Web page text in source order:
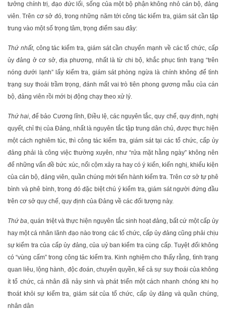
tưởng chính trị, đạo đức lối, sống của một bộ phận không nhỏ cán bộ, đảng
viên. Trên cơ sở đó, trong những năm tới công tác kiểm tra, giám sát cần tập
trung vào một số trọng tâm, trọng điểm sau đây:
Thứ nhất, công tác kiểm tra, giám sát cần chuyển mạnh về các tổ chức, cấp
ủy đảng ở cơ sở, địa phương, nhất là từ chi bộ, khắc phục tình trạng “trên
nóng dưới lạnh” lấy kiểm tra, giám sát phòng ngừa là chính không để tình
trạng suy thoái trầm trọng, đánh mất vai trò tiên phong gương mẫu của cán
bộ, đảng viên rồi mới bị động chạy theo xử lý.
Thứ hai, để bảo Cương lĩnh, Điều lệ, các nguyên tắc, quy chế, quy định, nghị
quyết, chỉ thị của Đảng, nhất là nguyên tắc tập trung dân chủ, được thực hiện
một cách nghiêm túc, thì công tác kiểm tra, giám sát tại các tổ chức, cấp ủy
đảng phải là công việc thường xuyên, như “rửa mặt hằng ngày” không nên
để những vấn đề bức xúc, nổi cộm xảy ra hay có ý kiến, kiến nghị, khiếu kiện
của cán bộ, đảng viên, quần chúng mới tiến hành kiểm tra. Trên cơ sở tự phê
bình và phê bình, trong đó đặc biệt chú ý kiểm tra, giám sát người đứng đầu
trên cơ sở quy chế, quy định của Đảng về các đối tượng này.
Thứ ba, quán triệt và thực hiện nguyên tắc sinh hoạt đảng, bất cứ một cấp ủy
hay một cá nhân lãnh đạo nào trong các tổ chức, cấp ủy đảng cũng phải chịu
sự kiểm tra của cấp ủy đảng, của uỷ ban kiểm tra cùng cấp. Tuyệt đối không
có “vùng cấm” trong công tác kiểm tra. Kinh nghiệm cho thấy rằng, tình trạng
quan liêu, lộng hành, độc đoán, chuyên quyền, kể cả sự suy thoái của không
ít tổ chức, cá nhân đã nảy sinh và phát triển một cách nhanh chóng khi họ
thoát khỏi sự kiểm tra, giám sát của tổ chức, cấp ủy đảng và quần chúng,
nhân dân